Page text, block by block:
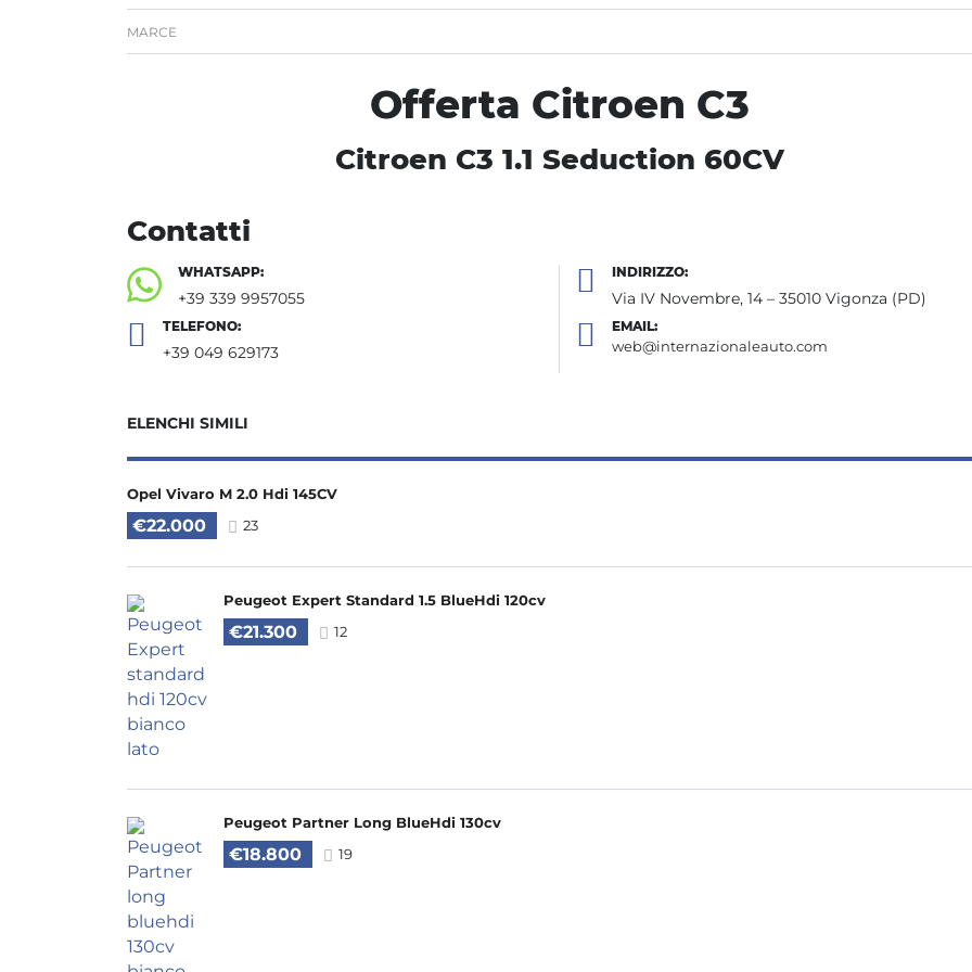
MARCE
Offerta Citroen C3
Citroen C3 1.1 Seduction 60CV
Contatti
WHATSAPP:
+39 339 9957055
TELEFONO:
+39 049 629173
INDIRIZZO:
Via IV Novembre, 14 – 35010 Vigonza (PD)
EMAIL:
web@internazionaleauto.com
ELENCHI SIMILI
Opel Vivaro M 2.0 Hdi 145CV
€22.000 23
Peugeot Expert Standard 1.5 BlueHdi 120cv
€21.300 12
Peugeot Partner Long BlueHdi 130cv
€18.800 19